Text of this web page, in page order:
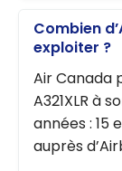
Combien
exploiter ?
Air Canada
A321XLR à
années : 15
auprès